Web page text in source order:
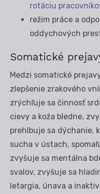
rotáciu
režim práce a
oddychových
Somatické
Medzi somatické
zlepšenie zrakového
zrýchľuje sa činnosť
cievy a koža bledne,
prehlbuje sa dýchanie,
sucha v ústach,
zvyšuje sa mentálna
svalov, zvyšuje sa
letargia, únava a